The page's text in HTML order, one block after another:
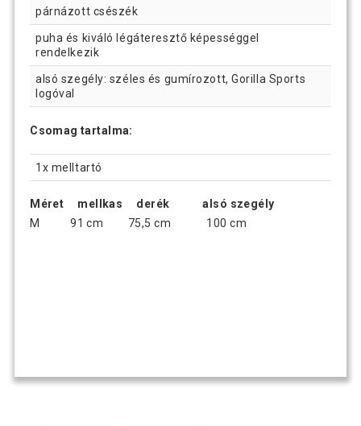
párnázott csészék
puha és kiváló légáteresztő képességgel
rendelkezik
alsó szegély: széles és gumírozott, Gorilla Sports
logóval
Csomag tartalma:
1x melltartó
Méret mellkas derék alsó szegély
M 91 cm 75,5 cm 100 cm